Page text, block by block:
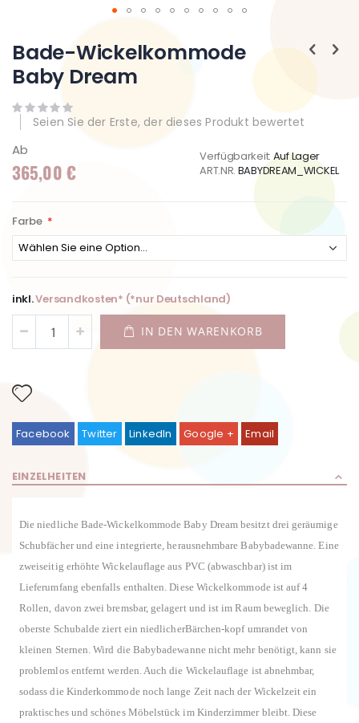
Anfang
der
Bildgalerie
springen
Bade-Wickelkommode
Baby Dream
Seien Sie der Erste, der dieses Produkt bewertet
Ab
365,00 €
Verfügbarkeit: Auf Lager
ART.NR. BABYDREAM_WICKEL
Farbe
inkl.Versandkosten* (*nur Deutschland)
IN DEN WARENKORB
Facebook Twitter LinkedIn Google + Email
EINZELHEITEN
Die niedliche Bade-Wickelkommode Baby Dream besitzt drei geräumige
Schubfächer und eine integrierte, herausnehmbare Babybadewanne. Eine
zweiseitig erhöhte Wickelauflage aus PVC (abwaschbar) ist im
Lieferumfang ebenfalls enthalten. Diese Wickelkommode ist auf 4
Rollen, davon zwei bremsbar, gelagert und ist im Raum beweglich. Die
oberste Schubalde ziert ein niedlicherBärchen-kopf umrandet von
kleinen Sternen. Wird die Babybadewanne nicht mehr benötigt, kann sie
problemlos entfernt werden. Auch die Wickelauflage ist abnehmbar,
sodass die Kinderkommode noch lange Zeit nach der Wickelzeit ein
praktisches und schönes Möbelstück im Kinderzimmer bleibt. Diese